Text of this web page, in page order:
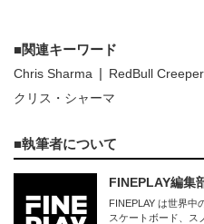
関連キーワード
Chris Sharma RedBull
クリス・シャーマ
執筆者について
FINEPLAY編集
FINEPLAY は世界中
スケートボード、ス